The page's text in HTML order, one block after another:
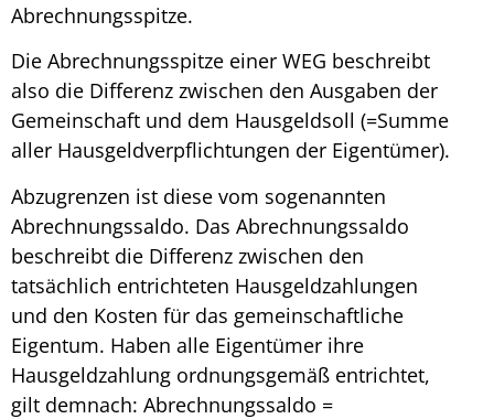
Abrechnungsspitze.
Die Abrechnungsspitze einer WEG beschreibt
also die Differenz zwischen den Ausgaben der
Gemeinschaft und dem Hausgeldsoll (=Summe
aller Hausgeldverpflichtungen der Eigentümer).
Abzugrenzen ist diese vom sogenannten
Abrechnungssaldo. Das Abrechnungssaldo
beschreibt die Differenz zwischen den
tatsächlich entrichteten Hausgeldzahlungen
und den Kosten für das gemeinschaftliche
Eigentum. Haben alle Eigentümer ihre
Hausgeldzahlung ordnungsgemäß entrichtet,
gilt demnach: Abrechnungssaldo =